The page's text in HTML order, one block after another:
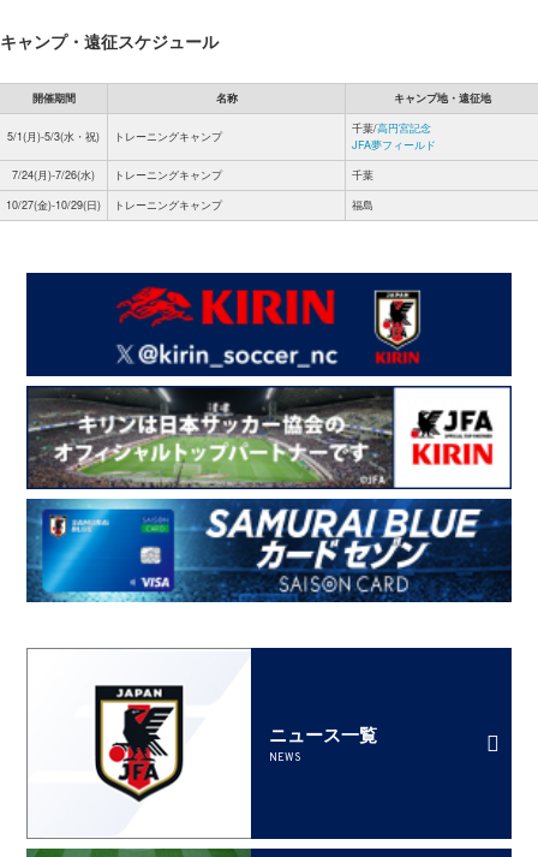
キャンプ・遠征スケジュール
開催期間 名称 キャンプ地・遠征地
5/1(月)-5/3(水・祝) トレーニングキャンプ
千葉/高円宮記念
JFA夢フィールド
7/24(月)-7/26(水)
トレーニングキャンプ
千葉
10/27(金)-10/29(日)
トレーニングキャンプ 福島
ニュース一覧
NEWS